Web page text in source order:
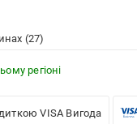
(27)
регіоні
VISA Вигода